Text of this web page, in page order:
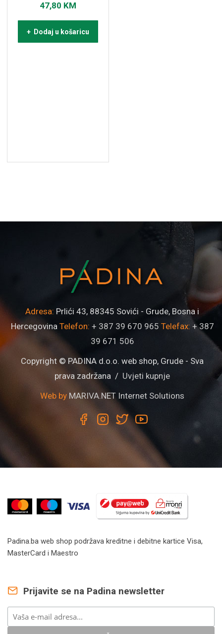
47,80 KM
+ Dodaj u košaricu
Adresa: Prlići 43, 88345 Sovići - Grude, Bosna i
Hercegovina Telefon: + 387 39 670 965 Telefax: + 387
39 671 506
Copyright © PADINA d.o.o. web shop, Grude - Sva
prava zadržana / Uvjeti kupnje
Web by MARIVA.NET Internet Solutions
Padina.ba web shop podržava kreditne i debitne kartice Visa,
MasterCard i Maestro
Prijavite se na Padina newsletter